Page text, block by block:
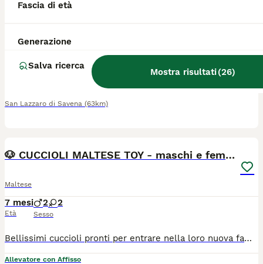
Fascia di età
Generazione
Salva ricerca
Mostra risultati(26)
2 anni 1 500 €
San Lazzaro di Savena (63km)
🐶 CUCCIOLI MALTESE TOY - maschi e femmine
Maltese
7 mesi
Età
2 2
Sesso
Bellissimi cuccioli pronti per entrare nella loro nuova famiglia 💕 I nostri cuccioli nascono esclusivamente presso il nostro allevamento riconosciuto ENCI e FCI, con possibilità di vedere entrambi i genitori. 👉 Vengono consegnati dopo i 3 mesi di età, completi di: ✔️ Pedigree ENCI ✔️ Documentazione sanitaria completa ✔️ Microchip e iscrizione all’Anagrafe Canina ✔️ Ciclo vaccinale completo ✔️ Sverminazione ✔️ Libretto sanitario ✔️ Abituati all’uso della traversina assorbente ✔️ Svezzati e alimentati con crocchette secche di qualità 📍 Vieni a conoscerci: Allevamento della Famiglia Contarini Solarolo – Emilia Romagna 📞 Contattaci per maggiori informazioni, prezzi e per fissare una visita Visite tutti i giorni previo appuntamento 🌐 www.canimaltesi.it 📸 Instagram: @allevamentofamigliacontarini
Allevatore con Affisso